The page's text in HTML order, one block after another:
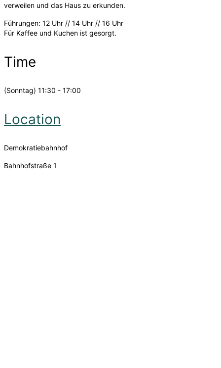
verweilen und das Haus zu erkunden.
Führungen: 12 Uhr // 14 Uhr // 16 Uhr
Für Kaffee und Kuchen ist gesorgt.
Time
(Sonntag) 11:30 - 17:00
Location
Demokratiebahnhof
Bahnhofstraße 1